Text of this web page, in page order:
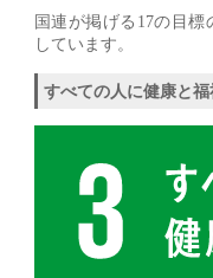
国連が掲げる17の目
しています。
すべての人に健康と福